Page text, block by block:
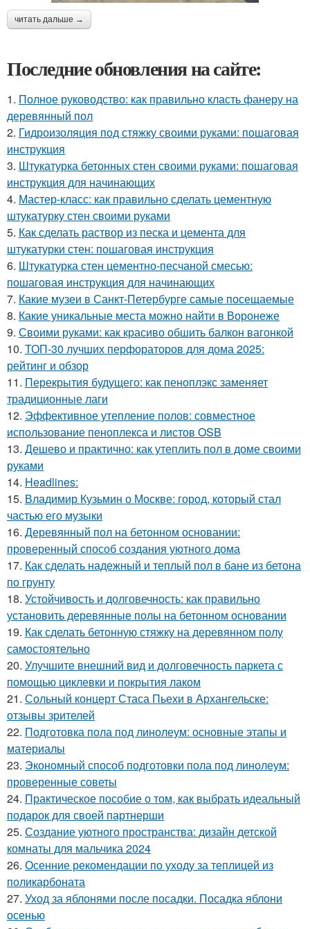
читать дальше →
Последние обновления на сайте:
1. Полное руководство: как правильно класть фанеру на
деревянный пол
2. Гидроизоляция под стяжку своими руками: пошаговая
инструкция
3. Штукатурка бетонных стен своими руками: пошаговая
инструкция для начинающих
4. Мастер-класс: как правильно сделать цементную
штукатурку стен своими руками
5. Как сделать раствор из песка и цемента для
штукатурки стен: пошаговая инструкция
6. Штукатурка стен цементно-песчаной смесью:
пошаговая инструкция для начинающих
7. Какие музеи в Санкт-Петербурге самые посещаемые
8. Какие уникальные места можно найти в Воронеже
9. Своими руками: как красиво обшить балкон вагонкой
10. ТОП-30 лучших перфораторов для дома 2025:
рейтинг и обзор
11. Перекрытия будущего: как пеноплэкс заменяет
традиционные лаги
12. Эффективное утепление полов: совместное
использование пеноплекса и листов OSB
13. Дешево и практично: как утеплить пол в доме своими
руками
14. Headlines:
15. Владимир Кузьмин о Москве: город, который стал
частью его музыки
16. Деревянный пол на бетонном основании:
проверенный способ создания уютного дома
17. Как сделать надежный и теплый пол в бане из бетона
по грунту
18. Устойчивость и долговечность: как правильно
установить деревянные полы на бетонном основании
19. Как сделать бетонную стяжку на деревянном полу
самостоятельно
20. Улучшите внешний вид и долговечность паркета с
помощью циклевки и покрытия лаком
21. Сольный концерт Стаса Пьехи в Архангельске:
отзывы зрителей
22. Подготовка пола под линолеум: основные этапы и
материалы
23. Экономный способ подготовки пола под линолеум:
проверенные советы
24. Практическое пособие о том, как выбрать идеальный
подарок для своей партнерши
25. Создание уютного пространства: дизайн детской
комнаты для мальчика 2024
26. Осенние рекомендации по уходу за теплицей из
поликарбоната
27. Уход за яблонями после посадки. Посадка яблони
осенью